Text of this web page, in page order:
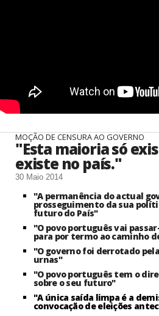
MOÇÃO DE CENSURA AO GOVERNO
"Esta maioria só
existe no país."
30 Maio 2014
"A permanência do actual
prosseguimento da sua
futuro do País"
"O povo português vai
para por termo ao caminho
"O governo foi derrotado
urnas"
"O povo português tem o
sobre o seu futuro"
"A única saída limpa é a
convocação de eleições